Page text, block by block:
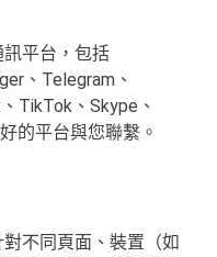
平台，包括
、Telegram、
TikTok、Skype、
的平台與您聯繫。
不同頁面、裝置（如